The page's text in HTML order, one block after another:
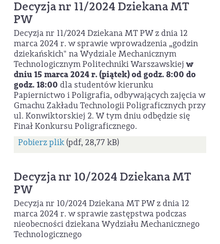
Decyzja nr 11/2024 Dziekana MT
PW
Decyzja nr 11/2024 Dziekana MT PW z dnia 12
marca 2024 r. w sprawie wprowadzenia „godzin
dziekańskich" na Wydziale Mechanicznym
Technologicznym Politechniki Warszawskiejw
dniu 15 marca 2024 r. (piątek) od godz. 8:00 do
godz. 18:00 dla studentów kierunku
Papiernictwo i Poligrafia, odbywających zajęcia w
Gmachu Zakładu Technologii Poligraficznych przy
ul. Konwiktorskiej 2. W tym dniu odbędzie się
Finał Konkursu Poligraficznego.
Pobierz plik(pdf, 28,77 kB)
Decyzja nr 10/2024 Dziekana MT
PW
Decyzja nr 10/2024 Dziekana MT PW z dnia 12
marca 2024 r. w sprawie zastępstwa podczas
nieobecności dziekana Wydziału Mechanicznego
Technologicznego